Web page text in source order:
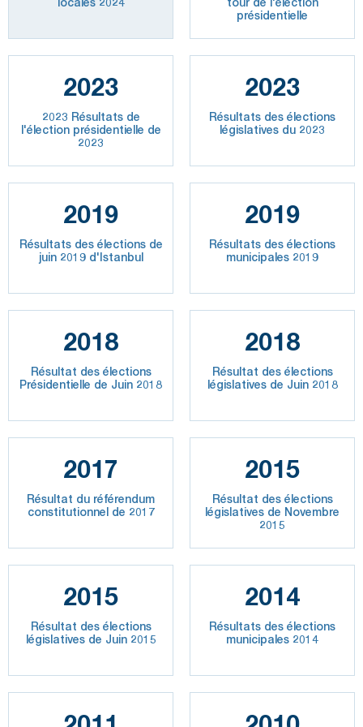
présidentielle
2023
2023 Résultats de
l'élection présidentielle de
2023
2023
Résultats des élections
législatives du 2023
2019
Résultats des élections de
juin 2019 d'Istanbul
2019
Résultats des élections
municipales 2019
2018
Résultat des élections
Présidentielle de Juin 2018
2018
Résultat des élections
législatives de Juin 2018
2017
Résultat du référendum
constitutionnel de 2017
2015
Résultat des élections
législatives de Novembre
2015
2015
Résultat des élections
législatives de Juin 2015
2014
Résultats des élections
municipales 2014